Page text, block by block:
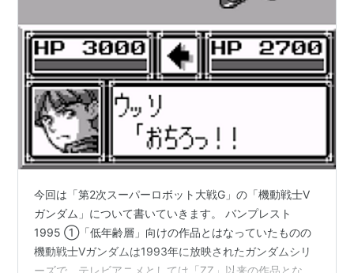
今回は「第2次スーパーロボット大戦G」の「機動戦士V
ガンダム」について書いていきます。 バンプレスト
1995 ①「低年齢層」向けの作品とはなっていたものの
機動戦士Vガンダムは1993年に放映されたガンダムシリ
ーズで、テレビアニメとしては「ZZ」以来の作品となっ